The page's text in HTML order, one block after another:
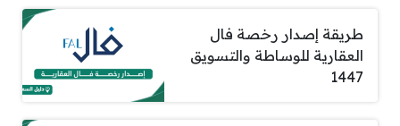
طريقة إصدار رخصة فال
العقارية للوساطة والتسويق
1447